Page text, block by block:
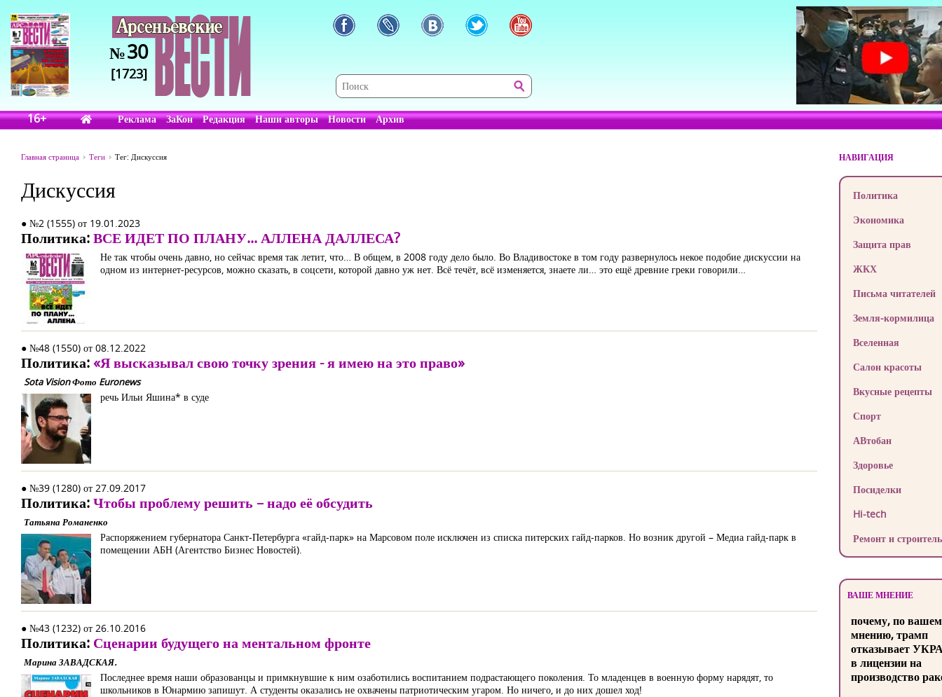
№30
[1723]
16+ Реклама ЗаКон Редакция Наши авторы Новости Архив
Главная страница Теги Тег: Дискуссия
Дискуссия
● №2 (1555) от 19.01.2023
Политика:ВСЕ ИДЕТ ПО ПЛАНУ... АЛЛЕНА ДАЛЛЕСА?
Не так чтобы очень давно, но сейчас время так летит, что… В общем, в 2008 году дело было. Во Владивостоке в том году развернулось некое подобие дискуссии на
одном из интернет-ресурсов, можно сказать, в соцсети, которой давно уж нет. Всё течёт, всё изменяется, знаете ли… это ещё древние греки говорили…
● №48 (1550) от 08.12.2022
Политика:«Я высказывал свою точку зрения - я имею на это право»
Sota Vision Фото Euronews
речь Ильи Яшина* в суде
● №39 (1280) от 27.09.2017
Политика:Чтобы проблему решить – надо её обсудить
Татьяна Романенко
Распоряжением губернатора Санкт-Петербурга «гайд-парк» на Марсовом поле исключен из списка питерских гайд-парков. Но возник другой – Медиа гайд-парк в
помещении АБН (Агентство Бизнес Новостей).
● №43 (1232) от 26.10.2016
Политика: Сценарии будущего на ментальном фронте
Марина ЗАВАДСКАЯ.
Последнее время наши образованцы и примкнувшие к ним озаботились воспитанием подрастающего поколения. То младенцев в военную форму нарядят, то
школьников в Юнармию запишут. А студенты оказались не охвачены патриотическим угаром. Но ничего, и до них дошел ход!
НАВИГАЦИЯ
Политика
Экономика
Защита прав
ЖКХ
Письма читателей
Земля-кормилица
Вселенная
Салон красоты
Вкусные рецепты
Спорт
АВтобан
Здоровье
Посиделки
Hi-tech
Ремонт и
ВАШЕ МНЕНИЕ
почему, по
мнению, трамп
отказывает
в лицензии на
производство